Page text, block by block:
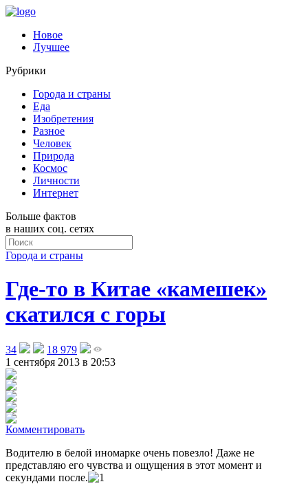
Новое
Лучшее
Рубрики
Города и страны
Еда
Изобретения
Разное
Человек
Природа
Космос
Личности
Интернет
Больше фактов
в наших соц. сетях
Города и страны
Где-то в Китае «камешек»
скатился с горы
34
18 979
1 сентября 2013 в 20:53
Комментировать
Водителю в белой иномарке очень повезло! Даже не
представляю его чувства и ощущения в этот момент и
секундами после.